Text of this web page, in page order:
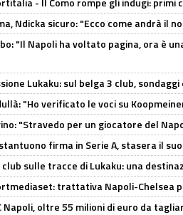
Ndicka sicuro: "Ecco come andrà il
"Il Napoli ha voltato pagina, ora è
Lukaku: sul belga 3 club,
"Ho verificato le voci su
"Stravedo per un giocatore del
firma in Serie A, stasera il
club sulle tracce di Lukaku: una
trattativa Napoli-Chelsea
Napoli, oltre 55 milioni di euro da